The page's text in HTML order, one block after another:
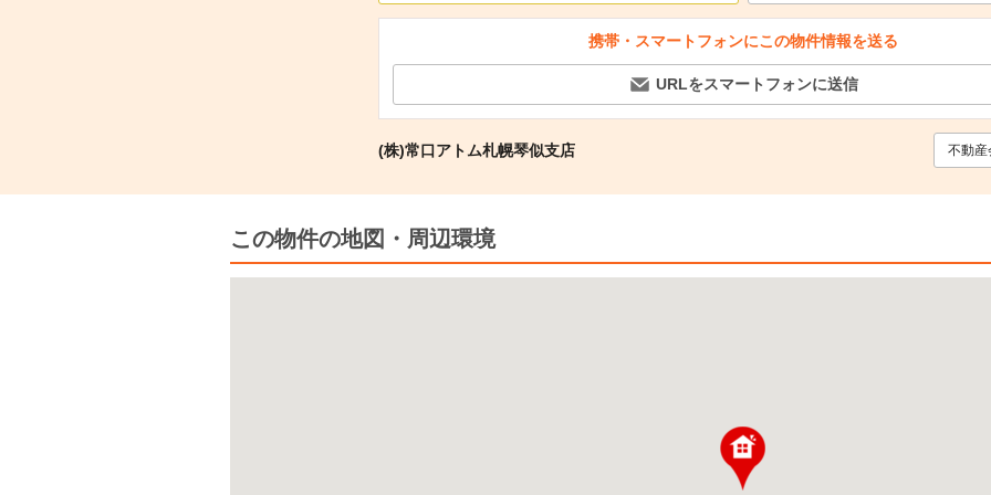
携帯・スマートフォンにこの物件情報を送る
URLをスマートフォンに送信
(株)常口アトム札幌琴似支店 不動産
この物件の地図・周辺環境